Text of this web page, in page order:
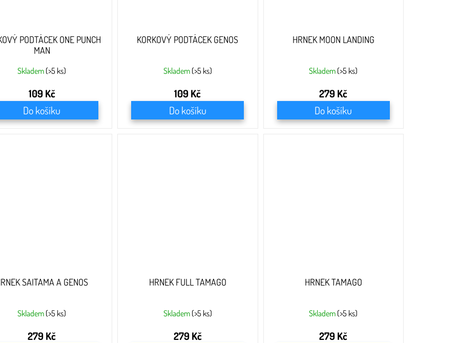
PODTÁCEK ONE PUNCH
MAN
Skladem (>5 ks)
109 Kč
Do košíku
KORKOVÝ PODTÁCEK GENOS
Skladem (>5 ks)
109 Kč
Do košíku
HRNEK MOON LANDING
Skladem (>5 ks)
279 Kč
Do košíku
SAITAMA A GENOS
Skladem (>5 ks)
279 Kč
HRNEK FULL TAMAGO
Skladem (>5 ks)
279 Kč
HRNEK TAMAGO
Skladem (>5 ks)
279 Kč